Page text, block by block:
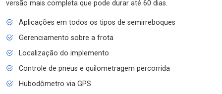
versão mais completa que pode durar até 60 dias.
Aplicações em todos os tipos de semirreboques
Gerenciamento sobre a frota
Localização do implemento
Controle de pneus e quilometragem percorrida
Hubodômetro via GPS